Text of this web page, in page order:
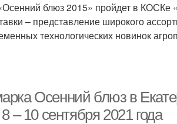
блюз 2015» пройдет в КОСКе
– представление широкого
технологических новинок
Осенний блюз в
– 10 сентября 2021 года